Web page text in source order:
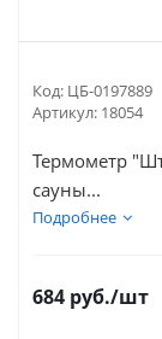
Код: ЦБ-0197889
Артикул: 18054
Термометр
сауны...
Подробнее
684 руб./шт